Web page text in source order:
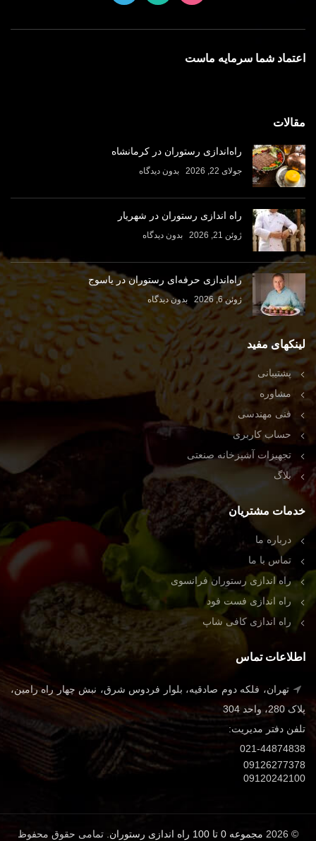
اعتماد شما سرمایه ماست
مقالات
راه‌اندازی رستوران در کرمانشاه
جولای 22, 2026 بدون دیدگاه
راه اندازی رستوران در شهریار
ژوئن 21, 2026 بدون دیدگاه
راه‌اندازی حرفه‌ای رستوران در یاسوج
ژوئن 6, 2026 بدون دیدگاه
لینکهای مفید
پشتیبانی
مشاوره
فنی مهندسی
حساب کاربری
تجهیزات آشپزخانه صنعتی
بلاگ
خدمات مشتریان
درباره ما
تماس با ما
راه اندازی رستوران فرانسوی
راه اندازی فست فود
راه اندازی کافی شاپ
اطلاعات تماس
تهران، فلکه دوم صادقیه، بلوار فردوس شرق، نبش چهار راه رامین،
پلاک 280، واحد 304
تلفن دفتر مدیریت:
021-44874838
09126277378
09120242100
© 2026 مجموعه 0 تا 100 راه اندازی رستوران
. تمامی حقوق محفوظ